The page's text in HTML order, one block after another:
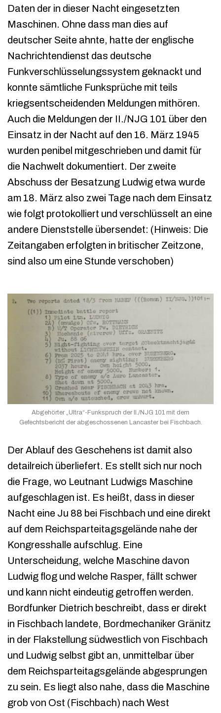
Daten der in dieser Nacht eingesetzten
Maschinen. Ohne dass man dies auf
deutscher Seite ahnte, hatte der englische
Nachrichtendienst das deutsche
Funkverschlüsselungssystem geknackt und
konnte sämtliche Funksprüche mit teils
kriegsentscheidenden Meldungen mithören.
Auch die Meldungen der II./NJG 101 über den
Einsatz in der Nacht auf den 16. März 1945
wurden penibel mitgeschrieben und damit für
die Nachwelt dokumentiert. Der zweite
Abschuss der Besatzung Ludwig etwa wurde
am 18. März also zwei Tage nach dem Einsatz
wie folgt protokolliert und verschlüsselt an eine
andere Dienststelle übersendet: (Hinweis: Die
Zeitangaben erfolgten in britischer Zeitzone,
sind also um eine Stunde verschoben)
Abgehörter „Ultra“-Funkspruch der II./NJG 101 mit dem
Gefechtsbericht der abgeschossenen Lancaster bei Fischbach.
Der Ablauf des Geschehens ist damit also
detailreich überliefert. Es stellt sich nur noch
die Frage, wo Leutnant Ludwigs Maschine
aufgeschlagen ist. Es heißt, dass in dieser
Nacht eine Ju 88 bei Fischbach und eine direkt
auf dem Reichsparteitagsgelände nahe der
Kongresshalle aufschlug. Eine
Unterscheidung, welche Maschine davon
Ludwig flog und welche Rasper, fällt schwer
und kann nicht eindeutig getroffen werden.
Bordfunker Dietrich beschreibt, dass er direkt
in Fischbach landete, Bordmechaniker Gränitz
in der Flakstellung südwestlich von Fischbach
und Ludwig selbst gibt an, unmittelbar über
dem Reichsparteitagsgelände abgesprungen
zu sein. Es liegt also nahe, dass die Maschine
grob von Ost (Fischbach) nach West